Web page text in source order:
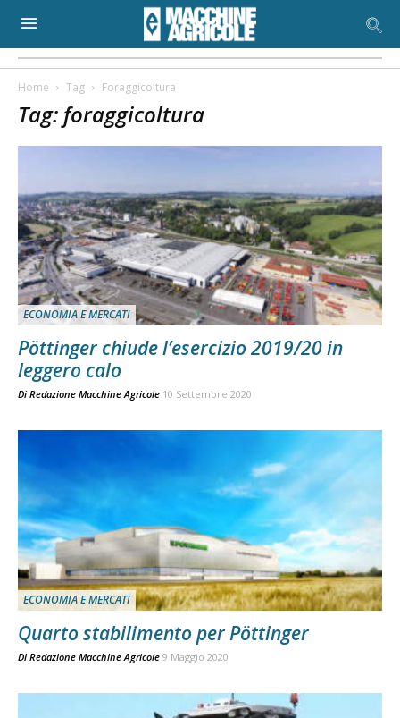
Home Tag Foraggicoltura
Tag: foraggicoltura
ECONOMIA E MERCATI
Pöttinger chiude l’esercizio 2019/20 in
leggero calo
Di Redazione Macchine Agricole 10 Settembre 2020
ECONOMIA E MERCATI
Quarto stabilimento per Pöttinger
Di Redazione Macchine Agricole 9 Maggio 2020